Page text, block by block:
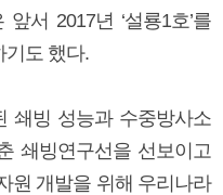
서 2017년 ‘설룡1호’를
기도 했다.
쇄빙 성능과 수중방사소
쇄빙연구선을 선보이고
원 개발을 위해 우리나라